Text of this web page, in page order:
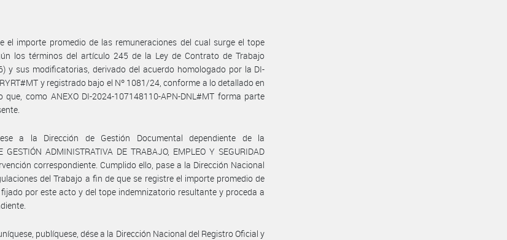
el importe promedio de las remuneraciones del cual surge el tope
los términos del artículo 245 de la Ley de Contrato de Trabajo
y sus modificatorias, derivado del acuerdo homologado por la DI-
y registrado bajo el Nº 1081/24, conforme a lo detallado en
que, como ANEXO DI-2024-107148110-APN-DNL#MT forma parte
a la Dirección de Gestión Documental dependiente de la
GESTIÓN ADMINISTRATIVA DE TRABAJO, EMPLEO Y SEGURIDAD
correspondiente. Cumplido ello, pase a la Dirección Nacional
del Trabajo a fin de que se registre el importe promedio de
por este acto y del tope indemnizatorio resultante y proceda a
publíquese, dése a la Dirección Nacional del Registro Oficial y